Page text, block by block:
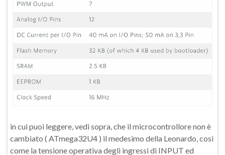
in cui puoi leggere, vedi sopra, che il microcontrollore non è
cambiato ( ATmega32U4 ) il medesimo della Leonardo, così
come la tensione operativa degli ingressi di INPUT ed